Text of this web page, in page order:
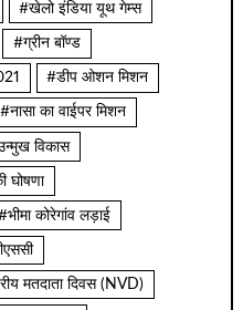
#खेलो इंडिया यूथ गेम्स
#ग्रीन बॉण्ड
#डीप ओशन मिशन
#नासा का वाईपर मिशन
विकास
घोषणा
कोरेगांव लड़ाई
मतदाता दिवस (NVD)